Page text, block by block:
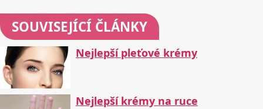
SOUVISEJÍCÍ ČLÁNKY
Nejlepší pleťové krémy
Nejlepší krémy na ruce